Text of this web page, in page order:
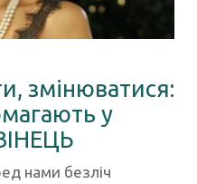
змінюватися:
у
нами безліч